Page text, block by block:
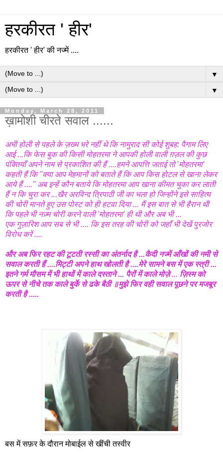
हरकीरत ' हीर'
हरकीरत ' हीर' की नज्में ....
▼
▼
Monday, March 28, 2011
ख़ामोशी चीरते सवाल ......
अभी होली से पहले के ज़ख्म भरे नहीं थे कि नामुराद सी कोई शुबह: पैगाम लिए
आई...कि फेस बुक की किसी मोहतरमा ने आपकी होली वाली ग़ज़ल की कुछ
पंक्तियाँ अपने नाम से प्रकाशित की हैं....हमने आपत्ति जताई तो'मोहतरमा'
कहती हैं कि''क्या आप मेहमानों को बताते हैं कि आप किस होटल से खाना लेकर
आये हैं....'' अब इन्हें कौन बताये कि मोहतरमा आप खाना कीमत चुका कर लाती
हैं न कि चुरा कर...खैर अरविन्द त्रिपाठी जी का भला हो जिन्होंने इसे साहित्य
की चोरी मानते हुए उस पोस्ट को ही हटवा दिया... मैं इस बात से भी हैरान थी
कि पहले भी नज़्म चोरी करने वाली'मोहतरमा' ही थी और अब भी...
एक गुज़ारिश आप सब से भी.... कि इस तरह की चोरी को जहाँ भी देखें पुरजोर
विरोध करें....
और अब फिर रहट की टूटती रस्सी का अंतर्नाद है...कैदी नज्में आँखों की नमी से
सवाल करती हैं....मिट्टी अपने हाथ खोलती है....मेरे सामने बस में एक स्त्री...
इतने गर्म मौसम में भी हाथों में काले दस्ताने... पैरों में काले मोज़े... ज़िस्म को
ऊपर से नीचे तक काले बुर्के से ढके बैठी ॥मुझे फिर वही सवाल पूछने पर मजबूर
करती है.....
बस में सफ़र के दौरान मोबाईल से खींचीतस्वीर